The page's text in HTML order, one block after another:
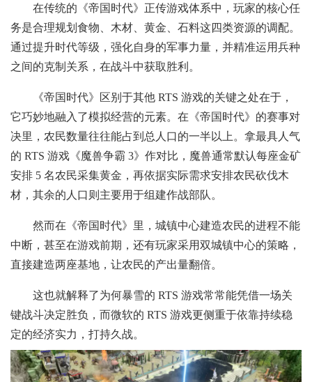
在传统的《帝国时代》正传游戏体系中，玩家的核心任
务是合理规划食物、木材、黄金、石料这四类资源的调配。
通过提升时代等级，强化自身的军事力量，并精准运用兵种
之间的克制关系，在战斗中获取胜利。
《帝国时代》区别于其他 RTS 游戏的关键之处在于，
它巧妙地融入了模拟经营的元素。在《帝国时代》的赛事对
决里，农民数量往往能占到总人口的一半以上。拿最具人气
的 RTS 游戏《魔兽争霸 3》作对比，魔兽通常默认每座金矿
安排 5 名农民采集黄金，再依据实际需求安排农民砍伐木
材，其余的人口则主要用于组建作战部队。
然而在《帝国时代》里，城镇中心建造农民的进程不能
中断，甚至在游戏前期，还有玩家采用双城镇中心的策略，
直接建造两座基地，让农民的产出量翻倍。
这也就解释了为何暴雪的 RTS 游戏常常能凭借一场关
键战斗决定胜负，而微软的 RTS 游戏更侧重于依靠持续稳
定的经济实力，打持久战。